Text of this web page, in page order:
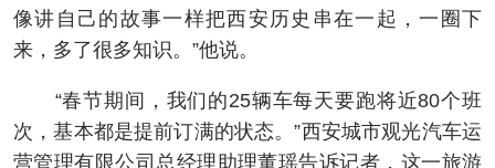
像讲自己的故事一样把西安历史串在一起，一圈下
来，多了很多知识。”他说。
“春节期间，我们的25辆车每天要跑将近80个班
次，基本都是提前订满的状态。”西安城市观光汽车运
营管理有限公司总经理助理董瑶告诉记者，这一旅游